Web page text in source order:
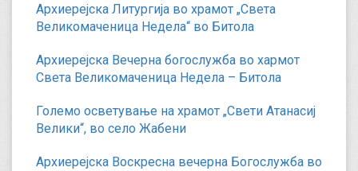
Архиерејска Литургија во храмот „Света
Великомаченица Недела“ во Битола
Архиерејска Вечерна богослужба во хармот
Света Великомаченица Недела – Битола
Големо осветување на храмот „Свети Атанасиј
Велики“, во село Жабени
Архиерејска Воскресна вечерна Богослужба во